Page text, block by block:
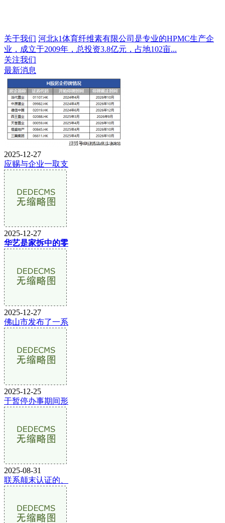
关于我们 河北k1体育纤维素有限公司是专业的HPMC生产企
业，成立于2009年，总投资3.8亿元，占地102亩...
关注我们
最新消息
2025-12-27
应赐与企业一取支
2025-12-27
华艺是家拆中的零
2025-12-27
佛山市发布了一系
2025-12-25
于暂停办事期间形
2025-08-31
联系颠末认证的、